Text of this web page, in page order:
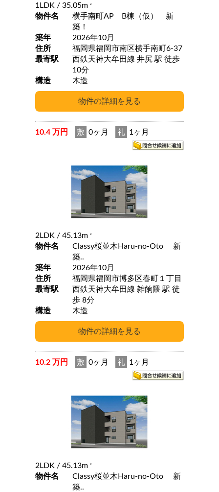
1LDK / 35.05m 2
物件名
横手南町AP B棟（仮） 新
築！
築年
2026年10月
住所
福岡県福岡市南区横手南町6-37
最寄駅
西鉄天神大牟田線 井尻 駅 徒歩
10分
構造
木造
10.4 万円 敷 0ヶ月 礼 1ヶ月
2LDK / 45.13m 2
物件名
Classy桜並木Haru-no-Oto 新
築..
築年
2026年10月
住所
福岡県福岡市博多区春町１丁目
最寄駅
西鉄天神大牟田線 雑餉隈 駅 徒
歩 8分
構造
木造
10.2 万円 敷 0ヶ月 礼 1ヶ月
2LDK / 45.13m 2
物件名
Classy桜並木Haru-no-Oto 新
築..